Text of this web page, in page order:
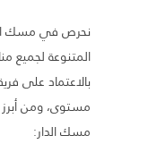
نحرص في مسك
المتنوعة لجميع
بالاعتماد على
مستوى، ومن
مسك الدار: